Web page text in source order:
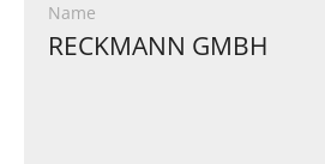
Name
RECKMANN GMBH